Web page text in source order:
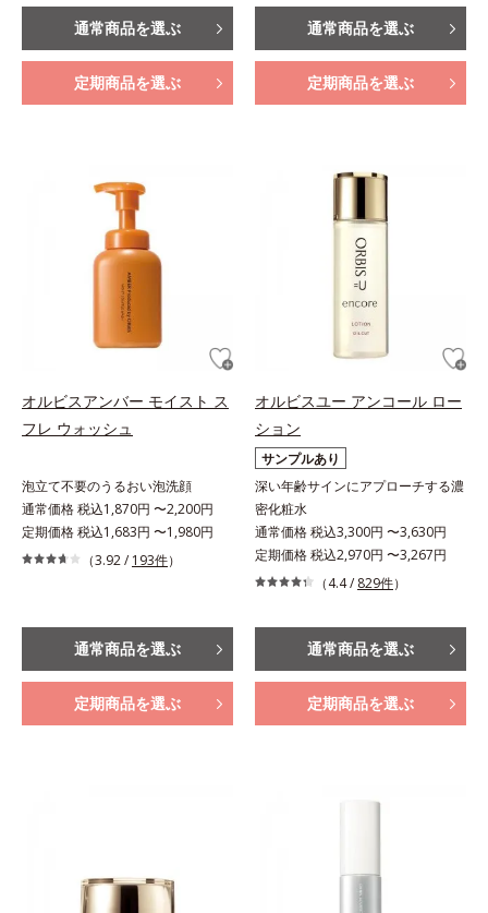
通常商品を選ぶ
定期商品を選ぶ
通常商品を選ぶ
定期商品を選ぶ
オルビスアンバー モイスト ス
フレ ウォッシュ
泡立て不要のうるおい泡洗顔
通常価格 税込1,870円 〜2,200円
定期価格 税込1,683円 〜1,980円
（3.92 / 193件）
通常商品を選ぶ
定期商品を選ぶ
オルビスユー アンコール ロー
ション
サンプルあり
深い年齢サインにアプローチする濃
密化粧水
通常価格 税込3,300円 〜3,630円
定期価格 税込2,970円 〜3,267円
（4.4 / 829件）
通常商品を選ぶ
定期商品を選ぶ